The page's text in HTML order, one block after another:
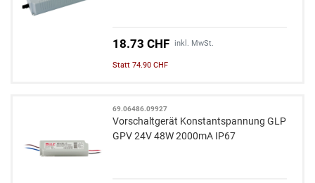
18.73 CHF inkl. MwSt.
Statt 74.90 CHF
69.06486.09927
Vorschaltgerät Konstantspannung GLP
GPV 24V 48W 2000mA IP67